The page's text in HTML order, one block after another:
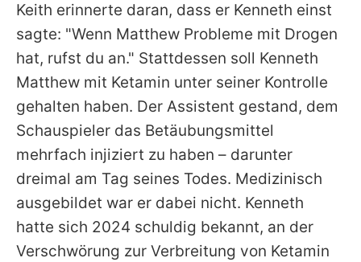
Keith erinnerte daran, dass er Kenneth einst
sagte: "Wenn Matthew Probleme mit Drogen
hat, rufst du an." Stattdessen soll Kenneth
Matthew mit Ketamin unter seiner Kontrolle
gehalten haben. Der Assistent gestand, dem
Schauspieler das Betäubungsmittel
mehrfach injiziert zu haben – darunter
dreimal am Tag seines Todes. Medizinisch
ausgebildet war er dabei nicht. Kenneth
hatte sich 2024 schuldig bekannt, an der
Verschwörung zur Verbreitung von Ketamin